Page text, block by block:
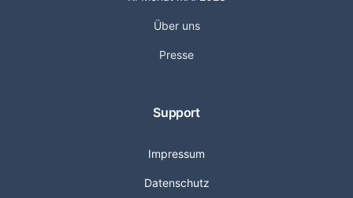
Über uns
Presse
Support
Impressum
Datenschutz